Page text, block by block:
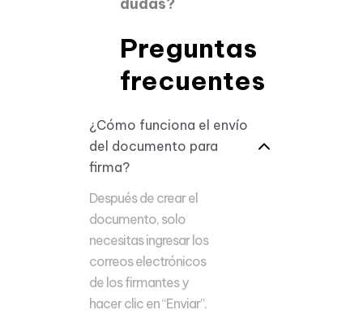
dudas?
Preguntas
frecuentes
¿Cómo funciona el envío
del documento para
firma?
Después de crear el
documento, solo
necesitas ingresar los
correos electrónicos
de los firmantes y
hacer clic en “Enviar”.